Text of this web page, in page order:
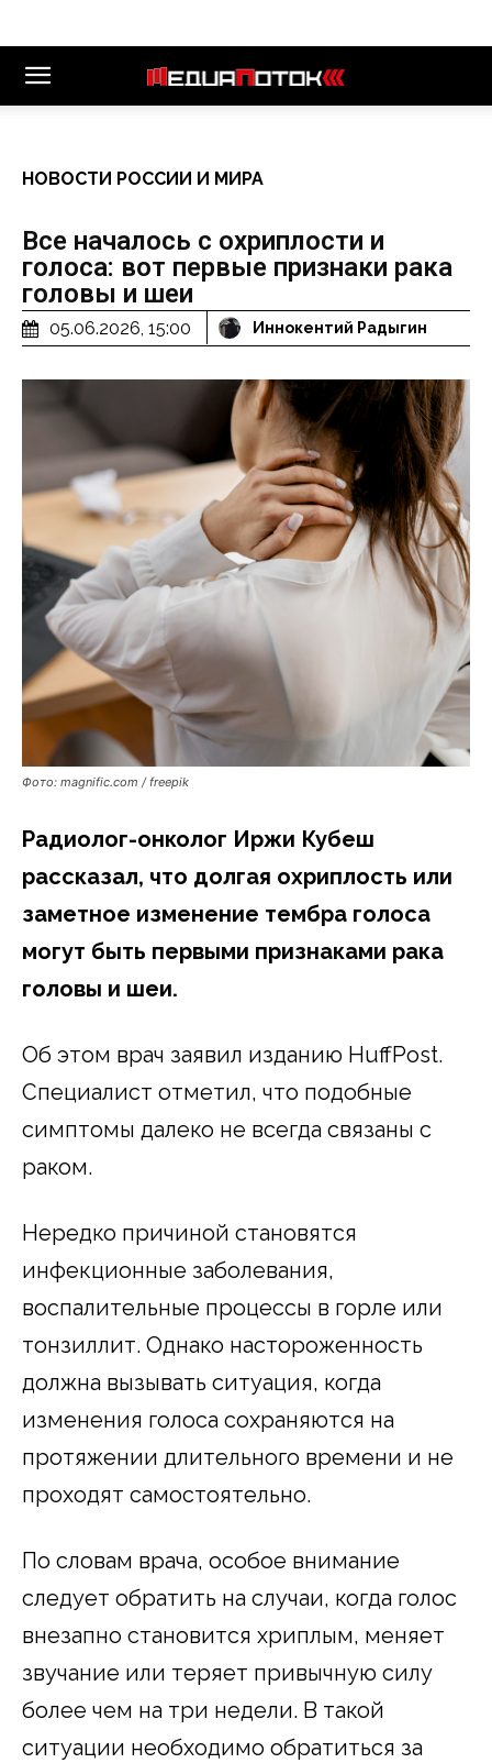
НОВОСТИ РОССИИ И МИРА
Все началось с охриплости и
голоса: вот первые признаки рака
головы и шеи
05.06.2026, 15:00 Иннокентий Радыгин
Фото: magnific.com / freepik
Радиолог-онколог Иржи Кубеш
рассказал, что долгая охриплость или
заметное изменение тембра голоса
могут быть первыми признаками рака
головы и шеи.
Об этом врач заявил изданию HuffPost.
Специалист отметил, что подобные
симптомы далеко не всегда связаны с
раком.
Нередко причиной становятся
инфекционные заболевания,
воспалительные процессы в горле или
тонзиллит. Однако настороженность
должна вызывать ситуация, когда
изменения голоса сохраняются на
протяжении длительного времени и не
проходят самостоятельно.
По словам врача, особое внимание
следует обратить на случаи, когда голос
внезапно становится хриплым, меняет
звучание или теряет привычную силу
более чем на три недели. В такой
ситуации необходимо обратиться за